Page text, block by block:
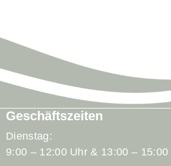
Geschäftszeiten
Dienstag:
9:00 – 12:00 Uhr & 13:00 – 15:00